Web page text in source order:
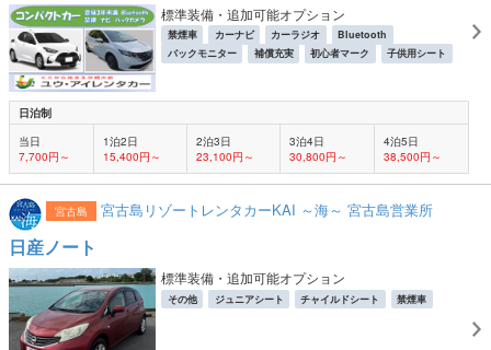
標準装備・追加可能オプション
禁煙車 カーナビ カーラジオ
Bluetooth
バックモニター
補償充実 初心者マーク 子供用シート
日泊制
当日
7,700円～
1泊2日
15,400円～
2泊3日
23,100円～
3泊4日
30,800円～
4泊5日
38,500円～
宮古島 宮古島リゾートレンタカーKAI ～海～ 宮古島営業所
日産ノート
標準装備・追加可能オプション
その他 ジュニアシート チャイルドシート 禁煙車